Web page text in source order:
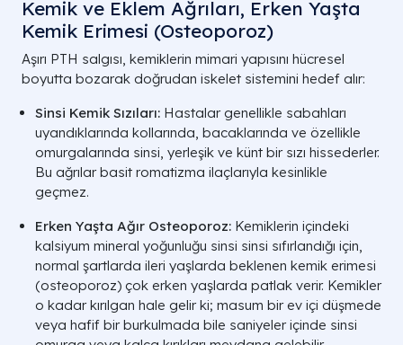
Kemik ve Eklem Ağrıları, Erken Yaşta
Kemik Erimesi (Osteoporoz)
Aşırı PTH salgısı, kemiklerin mimari yapısını hücresel
boyutta bozarak doğrudan iskelet sistemini hedef alır:
Sinsi Kemik Sızıları: Hastalar genellikle sabahları
uyandıklarında kollarında, bacaklarında ve özellikle
omurgalarında sinsi, yerleşik ve künt bir sızı hissederler.
Bu ağrılar basit romatizma ilaçlarıyla kesinlikle
geçmez.
Erken Yaşta Ağır Osteoporoz: Kemiklerin içindeki
kalsiyum mineral yoğunluğu sinsi sinsi sıfırlandığı için,
normal şartlarda ileri yaşlarda beklenen kemik erimesi
(osteoporoz) çok erken yaşlarda patlak verir. Kemikler
o kadar kırılgan hale gelir ki; masum bir ev içi düşmede
veya hafif bir burkulmada bile saniyeler içinde sinsi